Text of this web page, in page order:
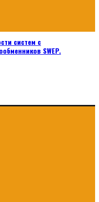
систем с
SWEP.